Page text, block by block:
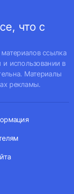
что с
ссылка
и использовании в
Материалы
рекламы.